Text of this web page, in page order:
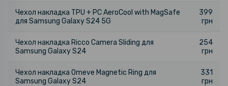
Чехол накладка TPU + PC AeroCool with MagSafe
для Samsung Galaxy S24 5G
399
грн
Чехол накладка Ricco Camera Sliding для
Samsung Galaxy S24
254
грн
Чехол накладка Omeve Magnetic Ring для
Samsung Galaxy S24
331
грн